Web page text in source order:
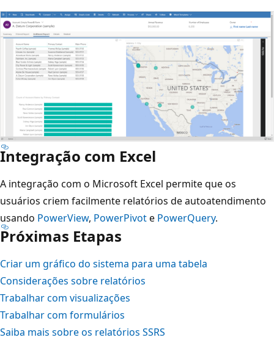
Integração com Excel
A integração com o Microsoft Excel permite que os
usuários criem facilmente relatórios de autoatendimento
usando PowerView, PowerPivote PowerQuery.
Próximas Etapas
Criar um gráfico do sistema para uma tabela
Considerações sobre relatórios
Trabalhar com visualizações
Trabalhar com formulários
Saiba mais sobre os relatórios SSRS